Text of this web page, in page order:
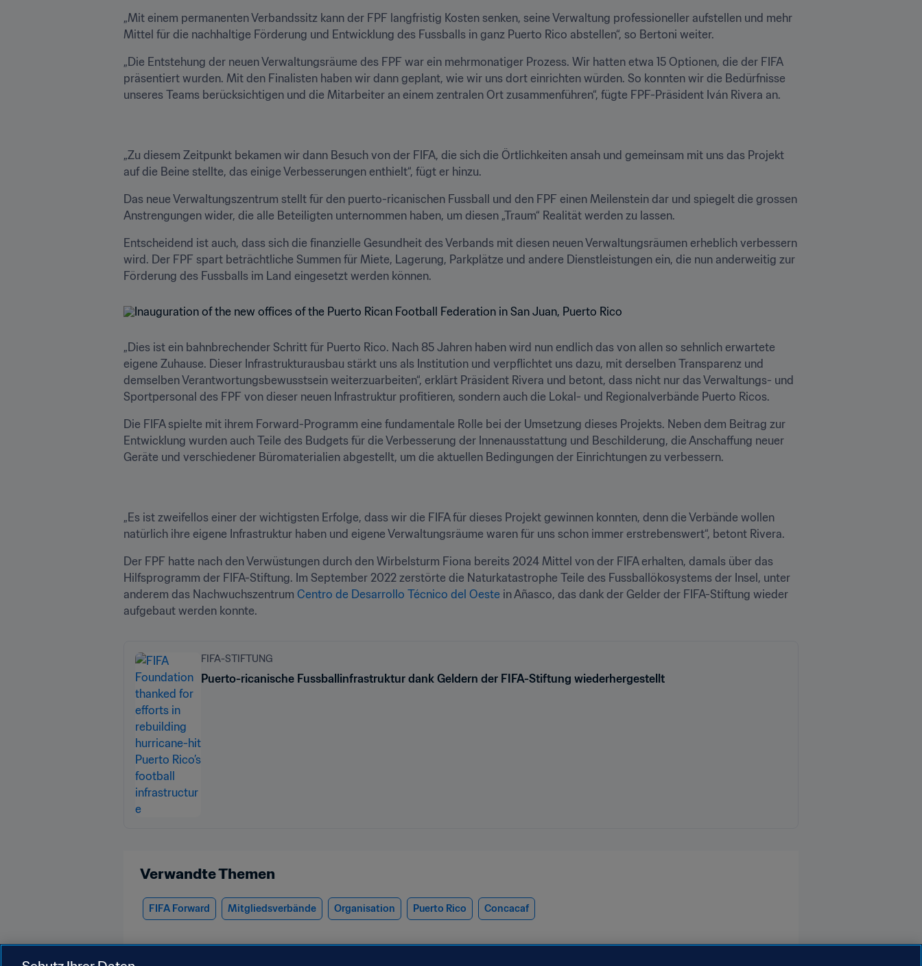
„Mit einem permanenten Verbandssitz kann der FPF langfristig Kosten senken, seine Verwaltung professioneller aufstellen und mehr
Mittel für die nachhaltige Förderung und Entwicklung des Fussballs in ganz Puerto Rico abstellen“, so Bertoni weiter.
„Die Entstehung der neuen Verwaltungsräume des FPF war ein mehrmonatiger Prozess. Wir hatten etwa 15 Optionen, die der FIFA
präsentiert wurden. Mit den Finalisten haben wir dann geplant, wie wir uns dort einrichten würden. So konnten wir die Bedürfnisse
unseres Teams berücksichtigen und die Mitarbeiter an einem zentralen Ort zusammenführen“, fügte FPF-Präsident Iván Rivera an.
„Zu diesem Zeitpunkt bekamen wir dann Besuch von der FIFA, die sich die Örtlichkeiten ansah und gemeinsam mit uns das Projekt
auf die Beine stellte, das einige Verbesserungen enthielt“, fügt er hinzu.
Das neue Verwaltungszentrum stellt für den puerto-ricanischen Fussball und den FPF einen Meilenstein dar und spiegelt die grossen
Anstrengungen wider, die alle Beteiligten unternommen haben, um diesen „Traum“ Realität werden zu lassen.
Entscheidend ist auch, dass sich die finanzielle Gesundheit des Verbands mit diesen neuen Verwaltungsräumen erheblich verbessern
wird. Der FPF spart beträchtliche Summen für Miete, Lagerung, Parkplätze und andere Dienstleistungen ein, die nun anderweitig zur
Förderung des Fussballs im Land eingesetzt werden können.
„Dies ist ein bahnbrechender Schritt für Puerto Rico. Nach 85 Jahren haben wird nun endlich das von allen so sehnlich erwartete
eigene Zuhause. Dieser Infrastrukturausbau stärkt uns als Institution und verpflichtet uns dazu, mit derselben Transparenz und
demselben Verantwortungsbewusstsein weiterzuarbeiten“, erklärt Präsident Rivera und betont, dass nicht nur das Verwaltungs- und
Sportpersonal des FPF von dieser neuen Infrastruktur profitieren, sondern auch die Lokal- und Regionalverbände Puerto Ricos.
Die FIFA spielte mit ihrem Forward-Programm eine fundamentale Rolle bei der Umsetzung dieses Projekts. Neben dem Beitrag zur
Entwicklung wurden auch Teile des Budgets für die Verbesserung der Innenausstattung und Beschilderung, die Anschaffung neuer
Geräte und verschiedener Büromaterialien abgestellt, um die aktuellen Bedingungen der Einrichtungen zu verbessern.
„Es ist zweifellos einer der wichtigsten Erfolge, dass wir die FIFA für dieses Projekt gewinnen konnten, denn die Verbände wollen
natürlich ihre eigene Infrastruktur haben und eigene Verwaltungsräume waren für uns schon immer erstrebenswert“, betont Rivera.
Der FPF hatte nach den Verwüstungen durch den Wirbelsturm Fiona bereits 2024 Mittel von der FIFA erhalten, damals über das
Hilfsprogramm der FIFA-Stiftung. Im September 2022 zerstörte die Naturkatastrophe Teile des Fussballökosystems der Insel, unter
anderem das Nachwuchszentrum Centro de Desarrollo Técnico del Oeste in Añasco, das dank der Gelder der FIFA-Stiftung wieder
aufgebaut werden konnte.
FIFA-STIFTUNG
Puerto-ricanische Fussballinfrastruktur dank Geldern der FIFA-Stiftung wiederhergestellt
Verwandte Themen
FIFA Forward Mitgliedsverbände Organisation Puerto Rico Concacaf